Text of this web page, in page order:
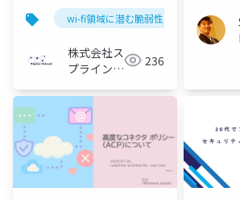
wi-fi領域に潜む脆弱性と事件
株式会社ス
プライン・
ク
236